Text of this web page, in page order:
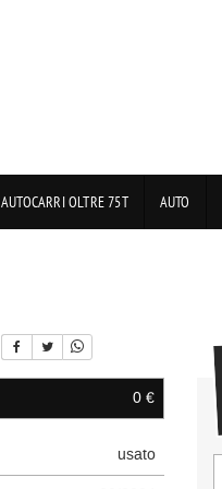
AUTOCARRI OLTRE 75T AUTO
0 €
usato